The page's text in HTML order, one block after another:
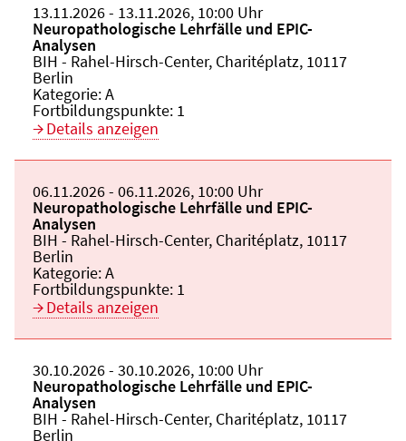
Beginn:
13.11.2026Ende und Anfangszeit:
- 13.11.2026, 10:00 Uhr
Veranstaltungstitel:
Neuropathologische Lehrfälle und EPIC-
Analysen
Veranstaltungsort:
BIH - Rahel-Hirsch-Center, Charitéplatz, 10117
Berlin
Kategorie:A
Fortbildungspunkte: 1
Details anzeigen
Beginn:
06.11.2026Ende und Anfangszeit:
- 06.11.2026, 10:00 Uhr
Veranstaltungstitel:
Neuropathologische Lehrfälle und EPIC-
Analysen
Veranstaltungsort:
BIH - Rahel-Hirsch-Center, Charitéplatz, 10117
Berlin
Kategorie:A
Fortbildungspunkte: 1
Details anzeigen
Beginn:
30.10.2026Ende und Anfangszeit:
- 30.10.2026, 10:00 Uhr
Veranstaltungstitel:
Neuropathologische Lehrfälle und EPIC-
Analysen
Veranstaltungsort:
BIH - Rahel-Hirsch-Center, Charitéplatz, 10117
Berlin